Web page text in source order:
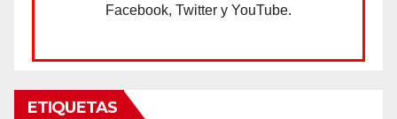
Facebook, Twitter y YouTube.
ETIQUETAS